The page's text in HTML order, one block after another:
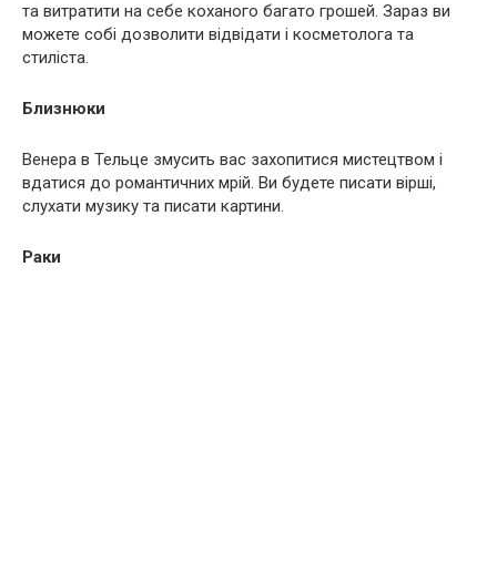
та витратити на себе коханого багато грошей. Зараз ви
можете собі дозволити відвідати і косметолога та
стиліста.
Близнюки
Венера в Тельце змусить вас захопитися мистецтвом і
вдатися до романтичних мрій. Ви будете писати вірші,
слухати музику та писати картини.
Раки